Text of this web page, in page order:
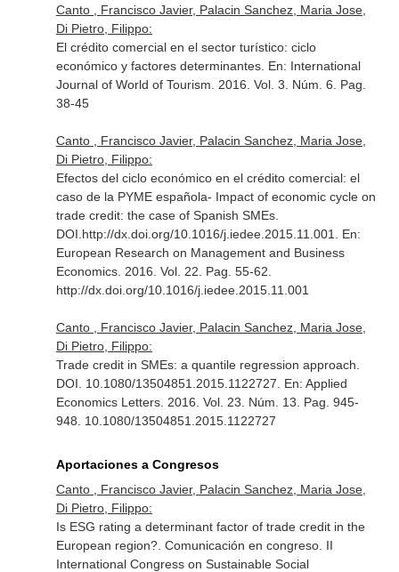
Canto , Francisco Javier, Palacin Sanchez, Maria Jose,
Di Pietro, Filippo:
El crédito comercial en el sector turístico: ciclo
económico y factores determinantes. En: International
Journal of World of Tourism . 2016. Vol. 3. Núm. 6. Pag.
38-45
Canto , Francisco Javier, Palacin Sanchez, Maria Jose,
Di Pietro, Filippo:
Efectos del ciclo económico en el crédito comercial: el
caso de la PYME española- Impact of economic cycle on
trade credit: the case of Spanish SMEs.
DOI.http://dx.doi.org/10.1016/j.iedee.2015.11.001. En:
European Research on Management and Business
Economics. 2016. Vol. 22. Pag. 55-62.
http://dx.doi.org/10.1016/j.iedee.2015.11.001
Canto , Francisco Javier, Palacin Sanchez, Maria Jose,
Di Pietro, Filippo:
Trade credit in SMEs: a quantile regression approach.
DOI. 10.1080/13504851.2015.1122727. En: Applied
Economics Letters. 2016. Vol. 23. Núm. 13. Pag. 945-
948. 10.1080/13504851.2015.1122727
Aportaciones a Congresos
Canto , Francisco Javier, Palacin Sanchez, Maria Jose,
Di Pietro, Filippo:
Is ESG rating a determinant factor of trade credit in the
European region?. Comunicación en congreso. II
International Congress on Sustainable Social